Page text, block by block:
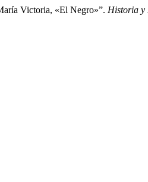
Victoria, «El Negro»”. Historia y